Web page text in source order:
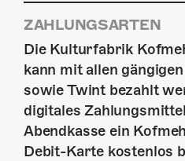
ZAHLUNGSARTEN
Die Kulturfabrik
kann mit allen
sowie Twint bezahlt
digitales
Abendkasse ein
Debit-Karte kostenlos